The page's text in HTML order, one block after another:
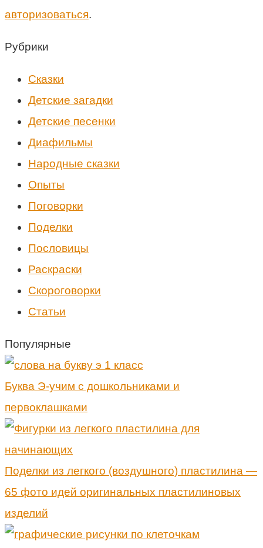
авторизоваться.
Рубрики
Cказки
Детские загадки
Детские песенки
Диафильмы
Народные сказки
Опыты
Поговорки
Поделки
Пословицы
Раскраски
Скороговорки
Статьи
Популярные
Буква Э-учим с дошкольниками и
первоклашками
Поделки из легкого (воздушного) пластилина —
65 фото идей оригинальных пластилиновых
изделий